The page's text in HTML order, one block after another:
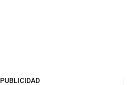
PUBLICIDAD